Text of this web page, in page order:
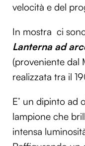
velocità e del
In mostra ci
Lanterna ad
(proveniente dal
realizzata tra il
E’ un dipinto ad
lampione che
intensa